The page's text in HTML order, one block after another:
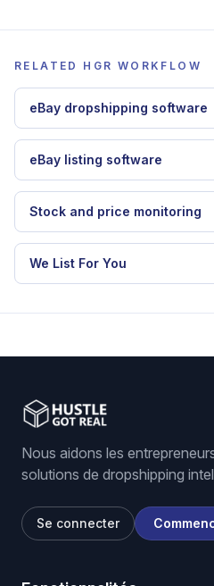
RELATED HGR WORKFLOW
eBay dropshipping software
eBay listing software
Stock and price monitoring
We List For You
Nous aidons les
solutions de dropshipping
Se connecter